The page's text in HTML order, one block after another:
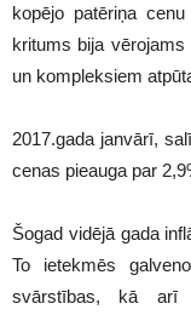
kopējo patēriņa
kritums bija vērojams
un kompleksiem
2017.gada janvārī,
cenas pieauga par
Šogad vidējā gada
To ietekmēs
svārstības, kā arī